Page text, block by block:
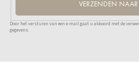
VERZENDEN NAAR
Door het versturen van een e-mail gaat u akkoord met de
gegevens.